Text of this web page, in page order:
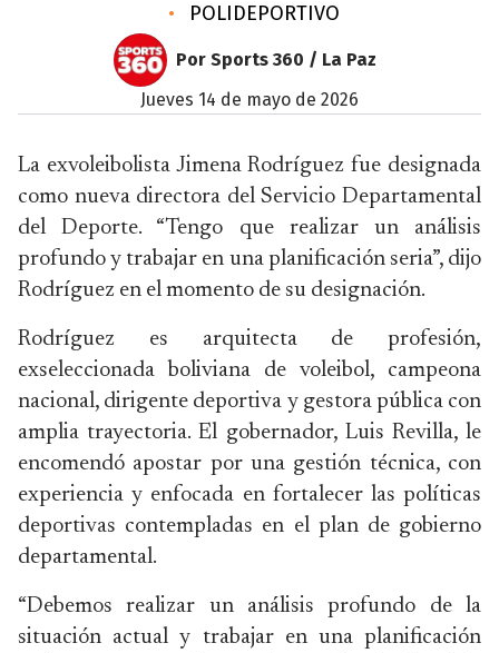
• POLIDEPORTIVO
Por Sports 360 / La Paz
jueves 14 de mayo de 2026
La exvoleibolista Jimena Rodríguez fue designada
como nueva directora del Servicio Departamental
del Deporte. “Tengo que realizar un análisis
profundo y trabajar en una planificación seria”, dijo
Rodríguez en el momento de su designación.
Rodríguez es arquitecta de profesión,
exseleccionada boliviana de voleibol, campeona
nacional, dirigente deportiva y gestora pública con
amplia trayectoria. El gobernador, Luis Revilla, le
encomendó apostar por una gestión técnica, con
experiencia y enfocada en fortalecer las políticas
deportivas contempladas en el plan de gobierno
departamental.
“Debemos realizar un análisis profundo de la
situación actual y trabajar en una planificación